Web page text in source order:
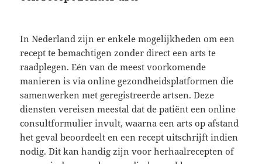
In Nederland zijn er enkele mogelijkheden om een
recept te bemachtigen zonder direct een arts te
raadplegen. Eén van de meest voorkomende
manieren is via online gezondheidsplatformen die
samenwerken met geregistreerde artsen. Deze
diensten vereisen meestal dat de patiënt een online
consultformulier invult, waarna een arts op afstand
het geval beoordeelt en een recept uitschrijft indien
nodig. Dit kan handig zijn voor herhaalrecepten of